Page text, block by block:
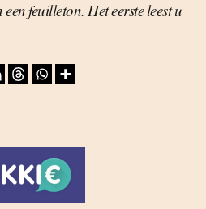
feuilleton. Het eerste leest u